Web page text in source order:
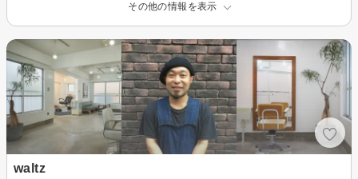
その他の情報を表示
waltz